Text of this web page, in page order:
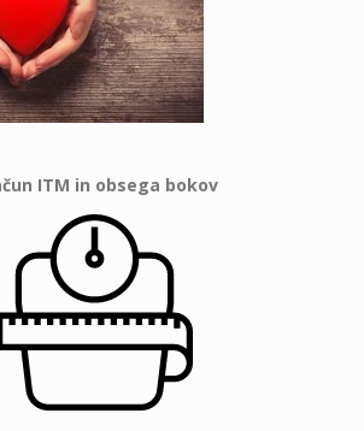
ITM in obsega bokov